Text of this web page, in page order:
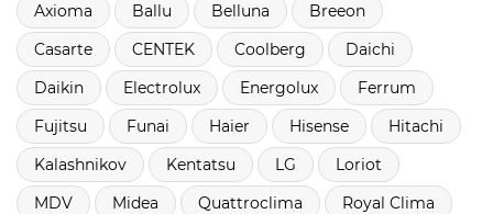
Axioma Ballu Belluna
Breeon
Casarte
CENTEK Coolberg
Daichi
Daikin
Electrolux Energolux
Ferrum
Fujitsu
Funai Haier Hisense
Hitachi
Kalashnikov
Kentatsu LG
Loriot
MDV
Midea Quattroclima
Royal Clima